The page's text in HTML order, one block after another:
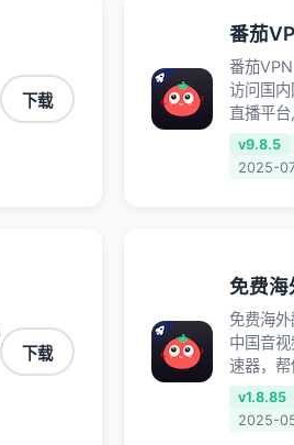
下载
番茄
番茄
访问国
直播平
卡顿问题
戏，超低
v9.8.5
2025-
下载
免费
免费海
中国音
速器，帮
bilibili、
加速国服
v1.8.85
2025-